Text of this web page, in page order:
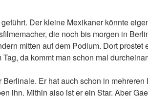
Der kleine Mexikaner könnte
die noch bis morgen in
mitten auf dem Podium. Dort
da kommt man schon mal
Er hat auch schon in
ihn. Mithin also ist er ein Star. Aber